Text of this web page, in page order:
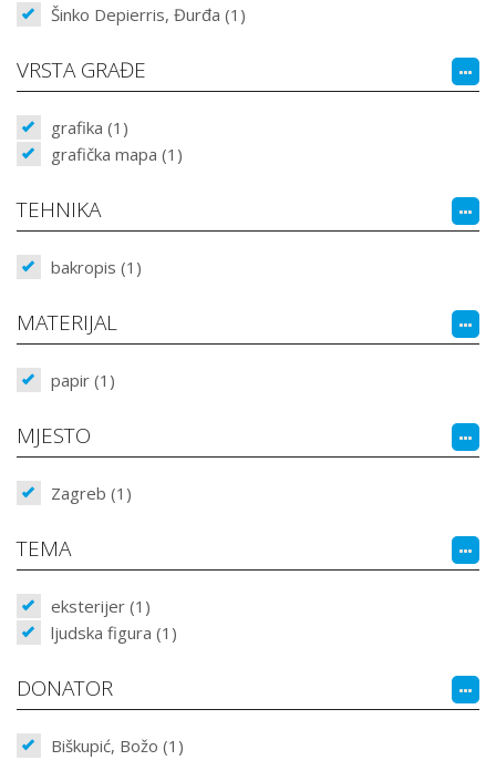
Šinko Depierris, Đurđa (1)
VRSTA GRAĐE
grafika (1)
grafička mapa (1)
TEHNIKA
bakropis (1)
MATERIJAL
papir (1)
MJESTO
Zagreb (1)
TEMA
eksterijer (1)
ljudska figura (1)
DONATOR
Biškupić, Božo (1)